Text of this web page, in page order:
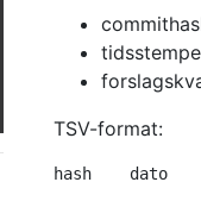
TSV-format: